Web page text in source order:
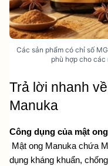
Các sản phẩm có chỉ số
phù hợp cho các
Trả lời nhanh
Manuka
Công dụng của mật
dụng kháng khuẩn,